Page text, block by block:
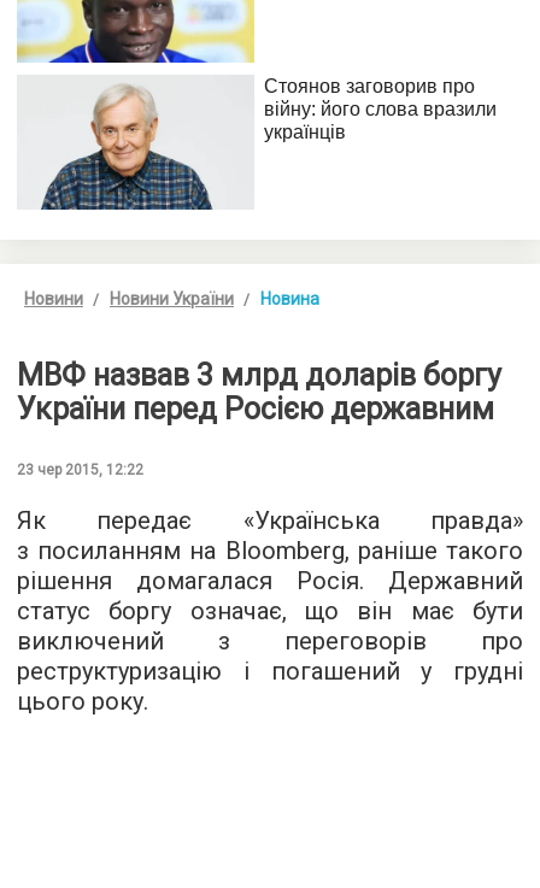
Новини Новини України Новина
МВФ назвав 3 млрд доларів боргу
України перед Росією державним
23 чер 2015, 12:22
Як передає «Українська правда»
з посиланням на Bloomberg, раніше такого
рішення домагалася Росія. Державний
статус боргу означає, що він має бути
виключений з переговорів про
реструктуризацію і погашений у грудні
цього року.